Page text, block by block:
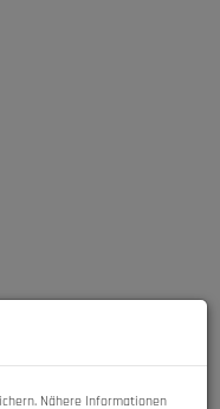
Nähere Informationen